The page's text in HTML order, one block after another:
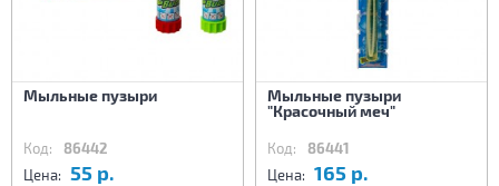
Мыльные пузыри
Код: 86442
Цена: 55 р.
Мыльные пузыри
"Красочный меч"
Код: 86441
Цена: 165 р.